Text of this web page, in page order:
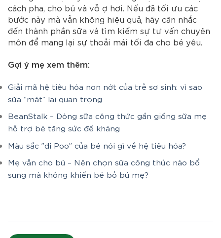
cách pha, cho bú và vỗ ợ hơi. Nếu đã tối ưu các
bước này mà vẫn không hiệu quả, hãy cân nhắc
đến thành phần sữa và tìm kiếm sự tư vấn chuyên
môn để mang lại sự thoải mái tối đa cho bé yêu.
Gợi ý mẹ xem thêm:
Giải mã hệ tiêu hóa non nớt của trẻ sơ sinh: vì sao
sữa “mát” lại quan trọng
BeanStalk – Dòng sữa công thức gần giống sữa mẹ
hỗ trợ bé tăng sức đề kháng
Màu sắc ”đi Poo” của bé nói gì về hệ tiêu hóa?
Mẹ vẫn cho bú – Nên chọn sữa công thức nào bổ
sung mà không khiến bé bỏ bú mẹ?